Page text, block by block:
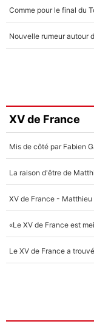
XV de France